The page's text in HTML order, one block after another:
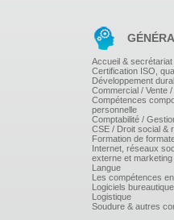
METHODES ET
Formation et
Support de cours sur
Démonstrations
Mise à disposition par
poste ARC et OXY ainsi
soudure
Après chaque soudure
formateur afin de
des soudures et
supprimer
Accueil & secrétariat
Certification ISO,
Développement
Commercial / Vente /
Compétences
personnelle
Comptabilité /
CSE / Droit social &
Formation de
Internet, réseaux
externe et marketing
Langue
Les compétences
Logiciels
Logistique
Soudure & autres